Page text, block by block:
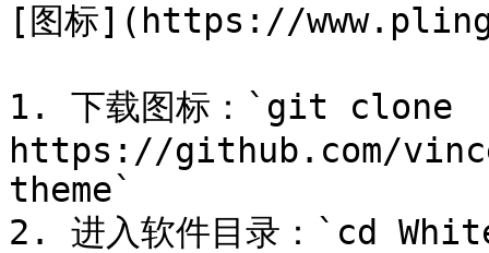
[图标](https://
1. 下载图标：`git clone
https://github.com/
theme`
2. 进入软件目录：`cd